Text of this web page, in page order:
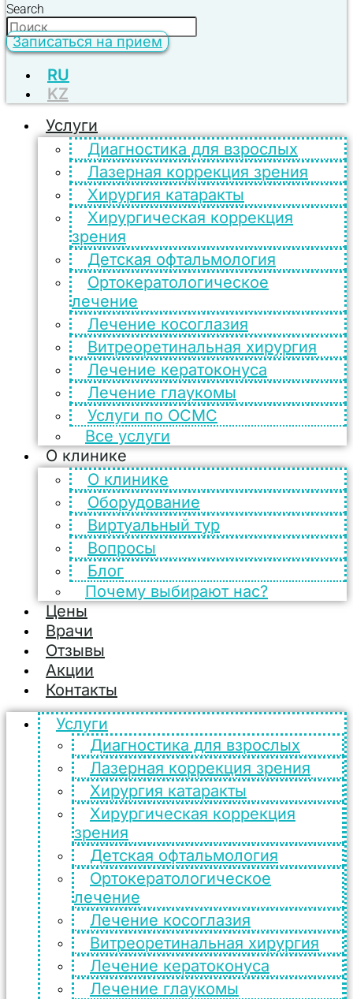
Search
Записаться на прием
RU
KZ
Услуги
Диагностика для взрослых
Лазерная коррекция зрения
Хирургия катаракты
Хирургическая коррекция
зрения
Детская офтальмология
Ортокератологическое
лечение
Лечение косоглазия
Витреоретинальная хирургия
Лечение кератоконуса
Лечение глаукомы
Услуги по ОСМС
Все услуги
О клинике
О клинике
Оборудование
Виртуальный тур
Вопросы
Блог
Почему выбирают нас?
Цены
Врачи
Отзывы
Акции
Контакты
Услуги
Диагностика для взрослых
Лазерная коррекция зрения
Хирургия катаракты
Хирургическая коррекция
зрения
Детская офтальмология
Ортокератологическое
лечение
Лечение косоглазия
Витреоретинальная хирургия
Лечение кератоконуса
Лечение глаукомы